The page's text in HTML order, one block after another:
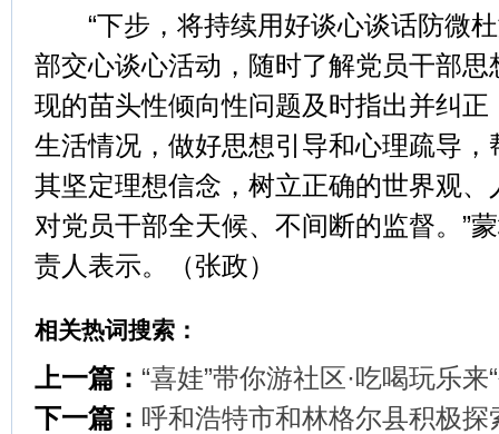
“下步，将持续用好谈心谈话防微杜
部交心谈心活动，随时了解党员干部
现的苗头性倾向性问题及时指出并纠
生活情况，做好思想引导和心理疏导
其坚定理想信念，树立正确的世界观
对党员干部全天候、不间断的监督。”
责人表示。（张政）
相关热词搜索：
上一篇： “喜娃”带你游社区·吃喝玩乐来
下一篇： 呼和浩特市和林格尔县积极